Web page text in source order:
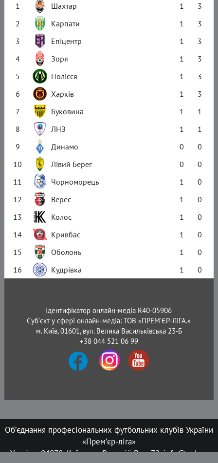
1
Шахтар 1
3
2
Карпати 1
3
3
Епіцентр 1
3
4
Зоря 1
3
5
Полісся 1
3
6
Харків 1
3
7
Буковина 1
1
8
ЛНЗ 1
1
9
Динамо 0
0
10
Лівий Берег 0
0
11
Чорноморець 1
0
12
Верес 1
0
13
Колос 1
0
14
Кривбас 1
0
15
Оболонь 1
0
16
Кудрівка 1 0
Ідентифікатор онлайн-медіа R40-05906
Суб'єкт у сфері онлайн-медіа: ТОВ «ПРЕМ’ЄР-ЛІГА.»
м. Київ, 01601, вул. Велика Васильківська 23-Б
+38 044 521 06 99
Об’єднання професіональних футбольних клубів України
«Прем’єр-ліга»
Україна, 04070, Київ, вул. Верхній Вал, 72, info@upl.ua